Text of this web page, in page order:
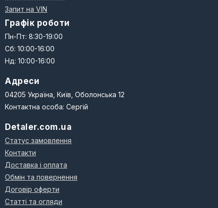
Запит на VIN
Графік роботи
Пн-Пт: 8:30-19:00
Сб: 10:00-16:00
Нд: 10:00-16:00
Адреси
04205 Україна, Київ, Оболонська 12
Контактна особа: Сергій
Detaler.com.ua
Статус замовлення
Контакти
Доставка і оплата
Обмін та повернення
Договір оферти
Статті та огляди